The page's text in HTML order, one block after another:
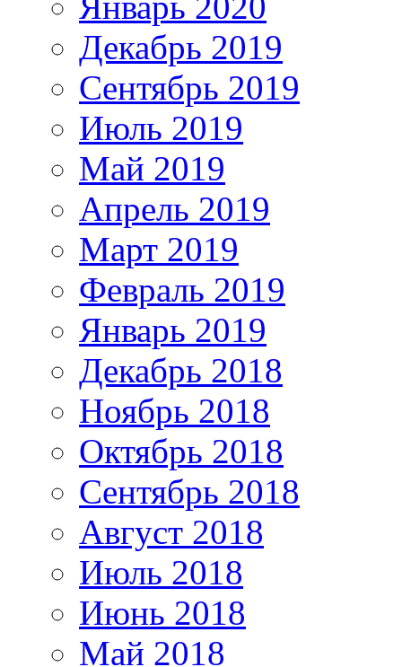
Декабрь 2019
Сентябрь 2019
Июль 2019
Май 2019
Апрель 2019
Март 2019
Февраль 2019
Январь 2019
Декабрь 2018
Ноябрь 2018
Октябрь 2018
Сентябрь 2018
Август 2018
Июль 2018
Июнь 2018
Май 2018